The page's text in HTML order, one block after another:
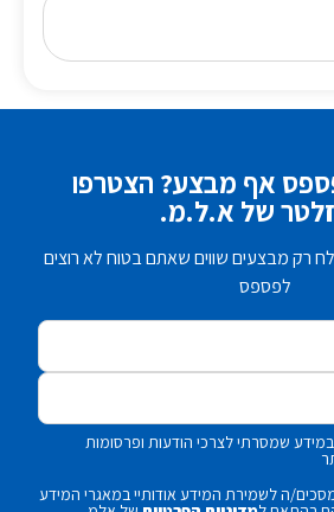
אף מבצע? הצטרפו
של א.ל.מ.
רק מבצעים שווים שאתם בטוח לא רוצים
לפספס
שמסרתי לצרכי הודעות ופרסומות
ה לשמירת המידע אודותיי במאגרי המידע